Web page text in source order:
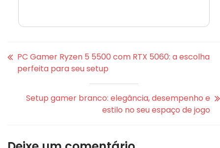
PC Gamer Ryzen 5 5500 com RTX 5060: a escolha
perfeita para seu setup
Setup gamer branco: elegância, desempenho e
estilo no seu espaço de jogo